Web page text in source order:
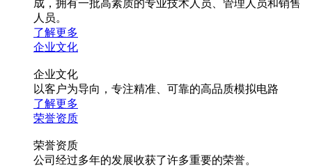
成，拥有一批高素质的专业技术人员、管理人员和销售
人员。
了解更多
企业文化
企业文化
以客户为导向，专注精准、可靠的高品质模拟电路
了解更多
荣誉资质
荣誉资质
公司经过多年的发展收获了许多重要的荣誉。